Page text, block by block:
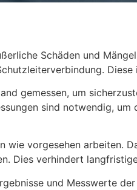
Schäden und
gemessen, um
sind notwendig,
vorgesehen arbeiten.
Dies verhindert
und Messwerte